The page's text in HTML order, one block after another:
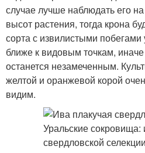
случае лучше наблюдать его
высот растения, тогда крона
сорта с извилистыми
ближе к видовым точкам,
останется незамеченным.
желтой и оранжевой корой
видим.